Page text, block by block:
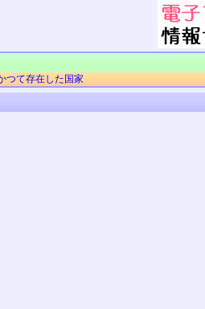
つて存在した国家